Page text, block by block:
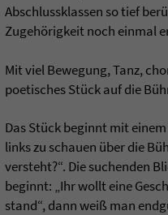
Abschlussklassen so tief
Zugehörigkeit noch einmal
Mit viel Bewegung, Tanz,
poetisches Stück auf die
Das Stück beginnt mit
links zu schauen über die
versteht?“. Die suchenden
beginnt: „Ihr wollt eine
stand“, dann weiß man